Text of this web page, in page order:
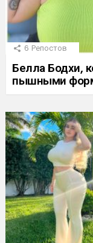
6 Репостов
Белла Бодхи,
пышными